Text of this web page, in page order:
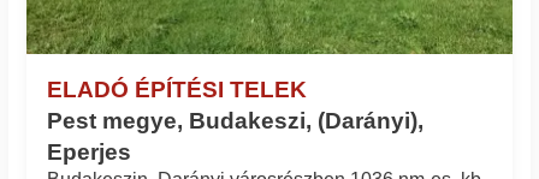
ELADÓ ÉPÍTÉSI TELEK
Pest megye, Budakeszi, (Darányi),
Eperjes